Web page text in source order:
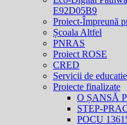
E92D05B9
Proiect-Împreună
Școala Altfel
PNRAS
Proiect ROSE
CRED
Servicii de
Proiecte finalizate
O ȘANSĂ
STEP-
POCU